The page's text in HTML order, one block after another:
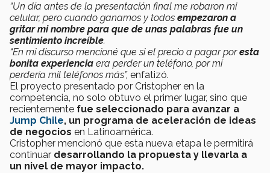
“Un día antes de la presentación final me robaron mi
celular, pero cuando ganamos y todos empezaron a
gritar mi nombre para que de unas palabras fue un
sentimiento increíble.
“En mi discurso mencioné que si el precio a pagar poresta
bonita experiencia era perder un teléfono, por mí
perdería mil teléfonos más”, enfatizó.
El proyecto presentado por Cristopher en la
competencia, no solo obtuvo el primer lugar, sino que
recientemente fue seleccionado para avanzar a
Jump Chile, un programa de aceleración de ideas
de negocios en Latinoamérica.
Cristopher mencionó que esta nueva etapa le permitirá
continuar desarrollando la propuesta y llevarla a
un nivel de mayor impacto.